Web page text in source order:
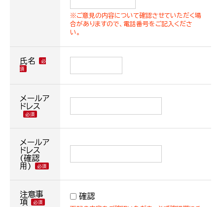
※ご意見の内容について確認させていただく場
合がありますので、電話番号をご記入くださ
い。
氏名
メールア
ドレス
メールア
ドレス
(確認
用)
注意事
項
確認